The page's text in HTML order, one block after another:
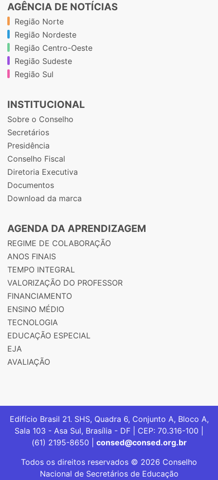
AGÊNCIA DE NOTÍCIAS
Região Norte
Região Nordeste
Região Centro-Oeste
Região Sudeste
Região Sul
INSTITUCIONAL
Sobre o Conselho
Secretários
Presidência
Conselho Fiscal
Diretoria Executiva
Documentos
Download da marca
AGENDA DA APRENDIZAGEM
REGIME DE COLABORAÇÃO
ANOS FINAIS
TEMPO INTEGRAL
VALORIZAÇÃO DO PROFESSOR
FINANCIAMENTO
ENSINO MÉDIO
TECNOLOGIA
EDUCAÇÃO ESPECIAL
EJA
AVALIAÇÃO
Edifício Brasil 21. SHS, Quadra 6, Conjunto A, Bloco A,
Sala 103 - Asa Sul, Brasília - DF | CEP: 70.316-100 |
(61) 2195-8650 | consed@consed.org.br
Todos os direitos reservados © 2026 Conselho
Nacional de Secretários de Educação